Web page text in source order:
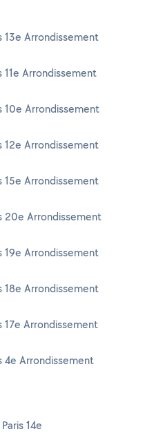
13e Arrondissement
11e Arrondissement
10e Arrondissement
12e Arrondissement
15e Arrondissement
20e Arrondissement
19e Arrondissement
18e Arrondissement
17e Arrondissement
4e Arrondissement
14e